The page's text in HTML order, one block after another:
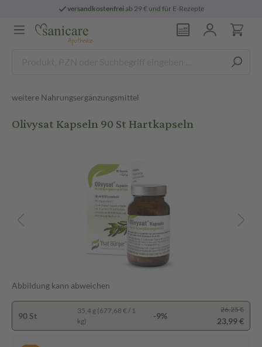
versandkostenfreiab 29 € und für E-Rezepte
weitere Nahrungsergänzungsmittel
Olivysat Kapseln 90 St Hartkapseln
Abbildung kann abweichen
90 St
35,4 g (677,68 € / 1
kg)
-9%
26,25 €
23,99 €